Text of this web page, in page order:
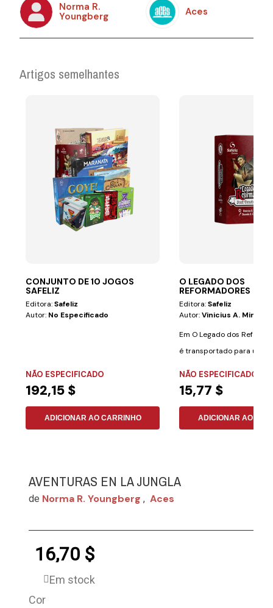
Norma R.
Youngberg
Aces
Artigos semelhantes
CONJUNTO DE 10 JOGOS
SAFELIZ
Editora:Safeliz
Autor: No Especificado
NÃO ESPECIFICADO
192,15 $
ADICIONAR AO CARRINHO
O LEGADO DOS
REFORMADORES
Editora:Safeliz
Autor:Vinicius A. Miranda
Em O Legado dos
é transportado para um
NÃO ESPECIFICADO
15,77 $
ADICIONAR AO
AVENTURAS EN LA JUNGLA
de Norma R. Youngberg , Aces
16,70 $
Em stock
Cor